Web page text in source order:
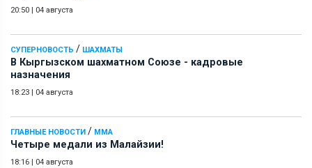
20:50 | 04 августа
СУПЕРНОВОСТЬ / ШАХМАТЫ
В Кыргызском шахматном Союзе - кадровые
назначения
18:23 | 04 августа
ГЛАВНЫЕ НОВОСТИ / ММА
Четыре медали из Малайзии!
18:16 | 04 августа